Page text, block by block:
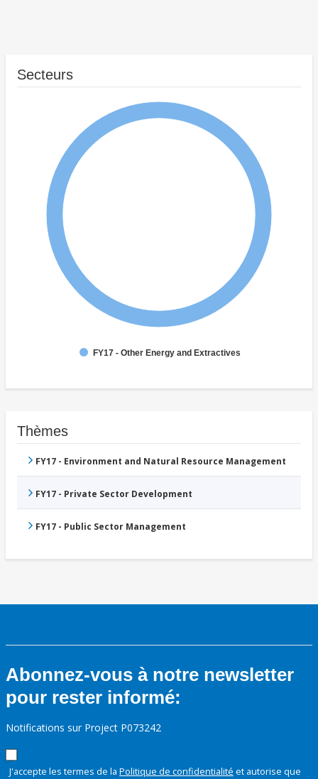
Secteurs
FY17 - Other Energy and Extractives
Thèmes
FY17 - Environment and Natural Resource Management
FY17 - Private Sector Development
FY17 - Public Sector Management
Abonnez-vous à notre newsletter
pour rester informé:
Notifications sur Project P073242
J'accepte les termes de la Politique de confidentialité et autorise que